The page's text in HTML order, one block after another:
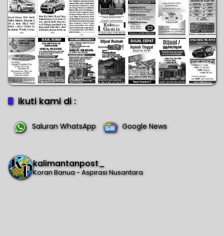
ikuti kami di :
Saluran WhatsApp Google News
kalimantanpost_
Koran Banua - Aspirasi Nusantara